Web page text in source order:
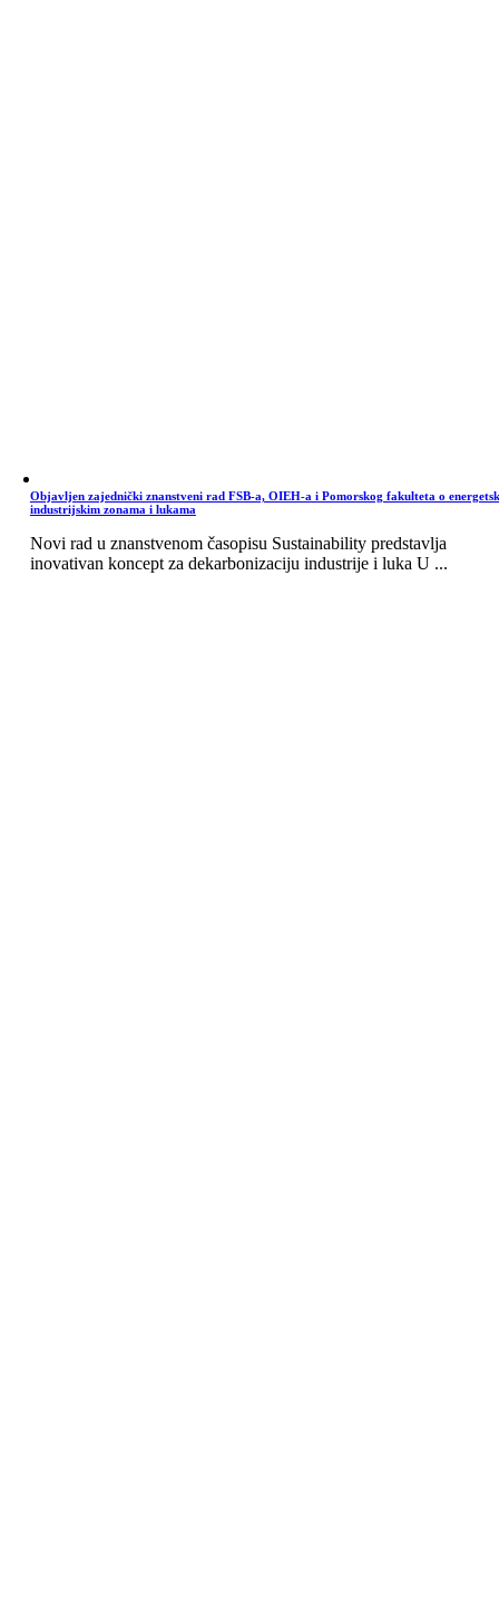
Objavljen zajednički znanstveni rad FSB-a, OIEH-a i Pomorskog fakulteta o
industrijskim zonama i lukama
Novi rad u znanstvenom časopisu Sustainability predstavlja
inovativan koncept za dekarbonizaciju industrije i luka U ...